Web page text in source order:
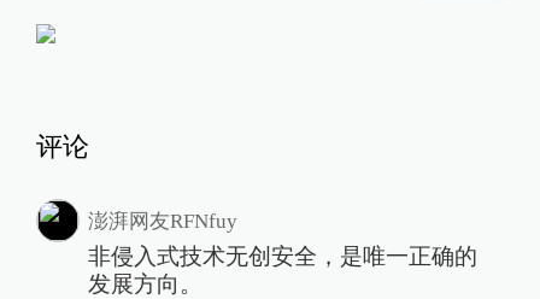
评论
澎湃网友RFNfuy
非侵入式技术无创安全，是唯一正确的
发展方向。